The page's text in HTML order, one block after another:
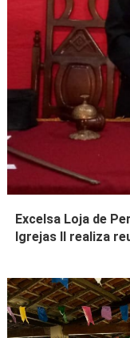
Excelsa Loja de
Igrejas II realiza